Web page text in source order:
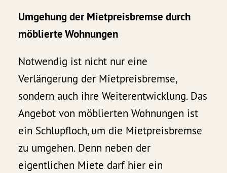
Umgehung der Mietpreisbremse durch
möblierte Wohnungen
Notwendig ist nicht nur eine
Verlängerung der Mietpreisbremse,
sondern auch ihre Weiterentwicklung. Das
Angebot von möblierten Wohnungen ist
ein Schlupfloch, um die Mietpreisbremse
zu umgehen. Denn neben der
eigentlichen Miete darf hier ein